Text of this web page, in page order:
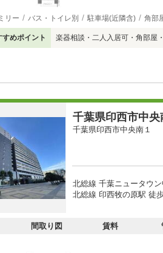
リー バス・トイレ別 駐車場(近隣含) 角部
すめポイント 楽器相談・二人入居可・角部屋
千葉県印西市中
千葉県印西市中央南１
北総線 千葉ニュータウ
北総線 印西牧の原駅 徒
間取り図 賃料